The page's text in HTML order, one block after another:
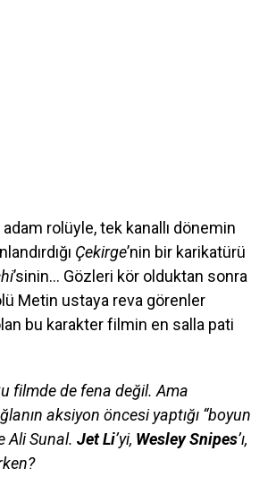
rolüyle, tek kanallı dönemin
Çekirge’nin bir karikatürü
’sinin… Gözleri kör olduktan sonra
Metin ustaya reva görenler
bu karakter filmin en salla pati
filmde de fena değil. Ama
aksiyon öncesi yaptığı “boyun
Ali Sunal. Jet Li’yi, Wesley Snipes’ı,